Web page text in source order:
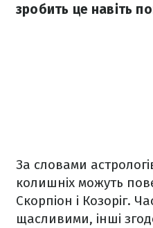
зробить це навіть
За словами
колишніх можуть
Скорпіон і Козоріг.
щасливими, інші